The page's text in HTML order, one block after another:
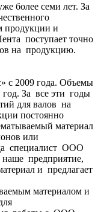
более семи лет. За
продукции и
поступает точно
на продукцию.
с 2009 года. Объемы
За все эти годы
для валов на
постоянно
материал
или
специалист ООО
предприятие,
и предлагает
материалом и